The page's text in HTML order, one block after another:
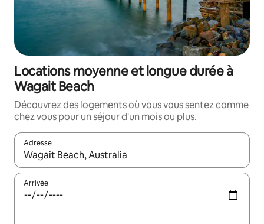
Locations moyenne et longue durée à
Wagait Beach
Découvrez des logements où vous vous sentez comme
chez vous pour un séjour d'un mois ou plus.
Adresse
Lorsque les résultats s'affichent, utilisez les flèches vers le
Arrivée